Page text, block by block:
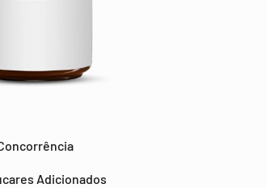
Adicionados